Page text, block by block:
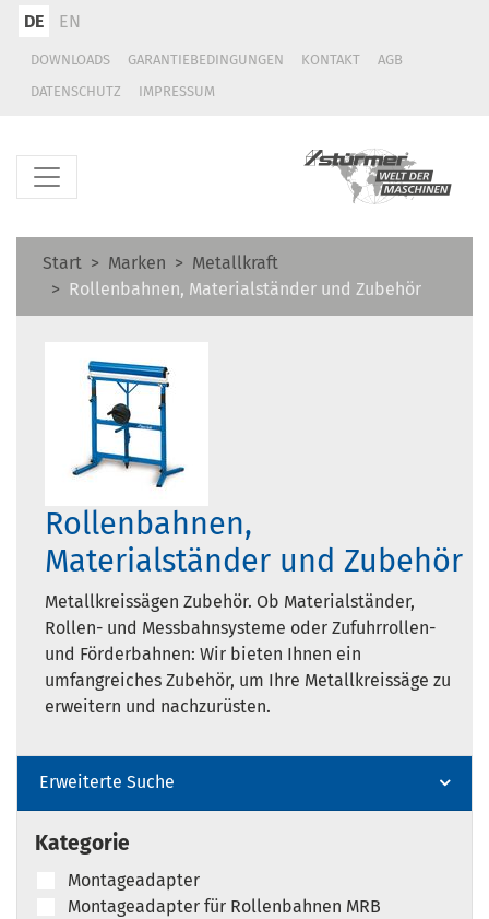
DE EN
DOWNLOADS GARANTIEBEDINGUNGEN KONTAKT
AGB
DATENSCHUTZ
IMPRESSUM
Start Marken
Metallkraft
Rollenbahnen, Materialständer und Zubehör
Rollenbahnen,
Materialständer und Zubehör
Metallkreissägen Zubehör. Ob Materialständer,
Rollen- und Messbahnsysteme oder Zufuhrrollen-
und Förderbahnen: Wir bieten Ihnen ein
umfangreiches Zubehör, um Ihre Metallkreissäge zu
erweitern und nachzurüsten.
Erweiterte Suche
Kategorie
Montageadapter
Montageadapter für Rollenbahnen MRB